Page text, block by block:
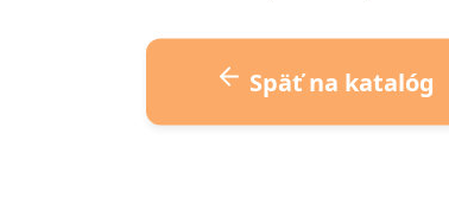
Späť na katalóg